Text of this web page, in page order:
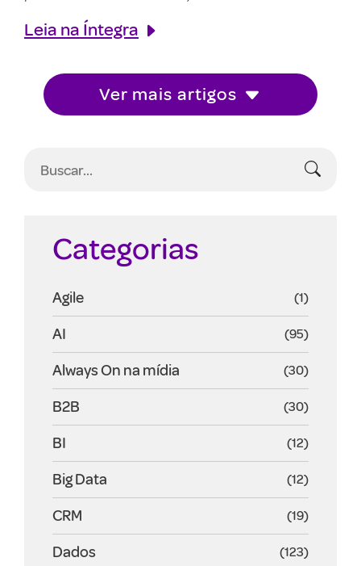
Leia na Íntegra
Ver mais artigos
Categorias
Agile (1)
AI (95)
Always On na mídia (30)
B2B (30)
BI (12)
Big Data (12)
CRM (19)
Dados (123)